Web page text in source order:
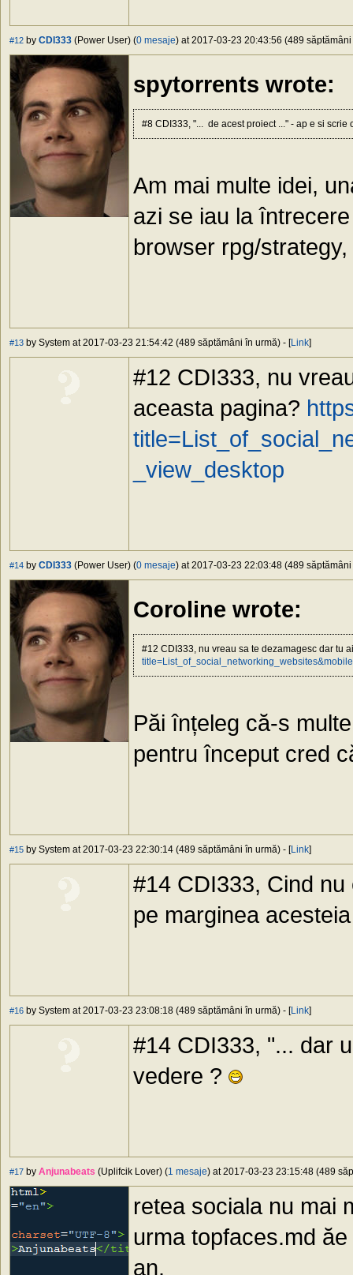
#12 by CDI333 (Power User) (0 mesaje) at 2017-03-23 20:43:56 (489
spytorrents wrote:
#8 CDI333, "... de acest proiect ..." - ap e si
Am mai multe idei,
azi se iau la
browser rpg/
#13 by System at 2017-03-23 21:54:42 (489 săptămâni în urmă) - [Link]
#12 CDI333, nu
aceasta pagina?
_view_desktop
#14 by CDI333 (Power User) (0 mesaje) at 2017-03-23 22:03:48 (489
Coroline wrote:
#12 CDI333, nu vreau sa te dezamagesc dar tu
Păi înțeleg că-s
pentru început cred
#15 by System at 2017-03-23 22:30:14 (489 săptămâni în urmă) - [Link]
#14 CDI333, Cind
pe marginea
#16 by System at 2017-03-23 23:08:18 (489 săptămâni în urmă) - [Link]
#14 CDI333, "... dar
vedere ?
#17 by Anjunabeats (Uplifcik Lover) (1 mesaje) at 2017-03-23 23:15:48 (489
retea sociala nu mai
urma topfaces.md
an.